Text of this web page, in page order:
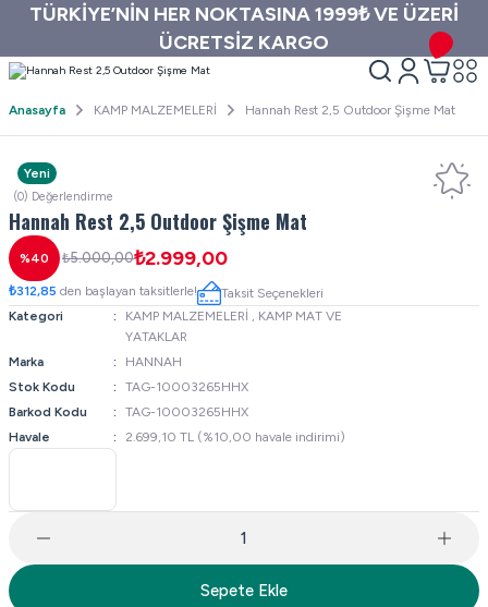
TÜRKİYE’NİN HER NOKTASINA 1999₺ VE ÜZERİ
ÜCRETSİZ KARGO
Anasayfa KAMP MALZEMELERİ Hannah Rest 2,5 Outdoor Şişme Mat
Yeni
(0) Değerlendirme
Hannah Rest 2,5 Outdoor Şişme Mat
%40 ₺5.000,00₺2.999,00
₺312,85 den başlayan taksitlerle!
Taksit Seçenekleri
Kategori
KAMP MALZEMELERİ , KAMP MAT VE
YATAKLAR
Marka
HANNAH
Stok Kodu
TAG-10003265HHX
Barkod Kodu
TAG-10003265HHX
Havale
2.699,10 TL (%10,00 havale indirimi)
Sepete Ekle